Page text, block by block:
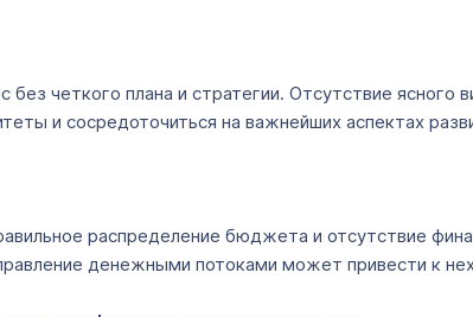
без четкого плана и стратегии. Отсутствие
и сосредоточиться на важнейших аспектах
распределение бюджета и отсутствие
денежными потоками может привести к